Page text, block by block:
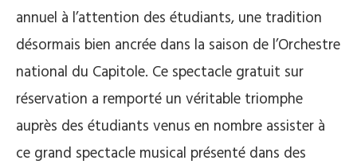
annuel à l’attention des étudiants, une tradition
désormais bien ancrée dans la saison de l’Orchestre
national du Capitole. Ce spectacle gratuit sur
réservation a remporté un véritable triomphe
auprès des étudiants venus en nombre assister à
ce grand spectacle musical présenté dans des